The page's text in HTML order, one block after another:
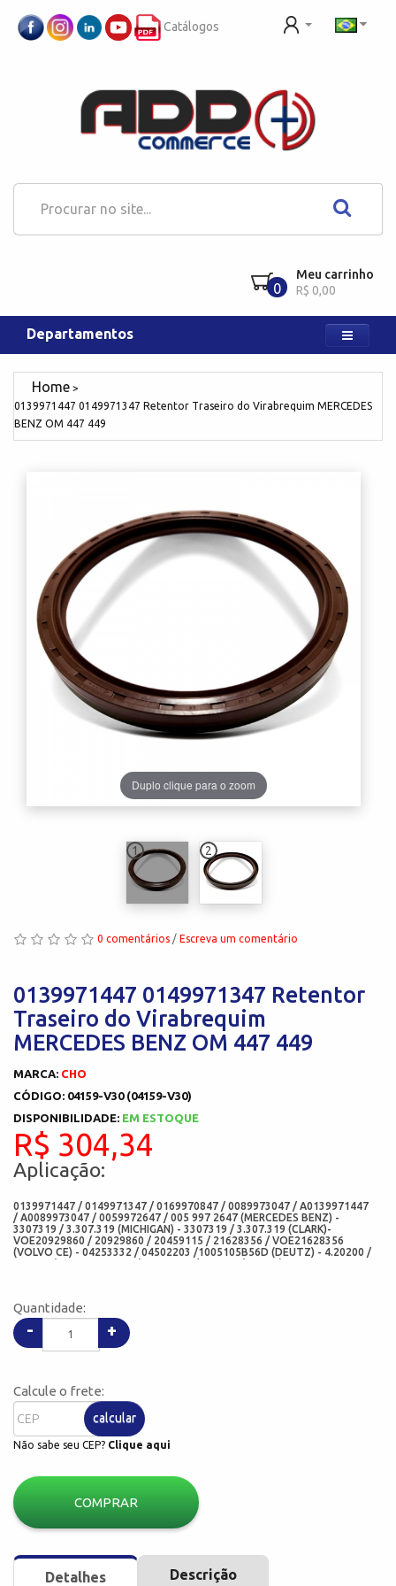
Catálogos
0
Meu carrinho
R$ 0,00
Departamentos
0139971447 0149971347 Retentor Traseiro do Virabrequim MERCEDES
BENZ OM 447 449
1 2
Duplo clique para o zoom
0 comentários / Escreva um comentário
0139971447 0149971347 Retentor
Traseiro do Virabrequim
MERCEDES BENZ OM 447 449
MARCA: CHO
CÓDIGO: 04159-V30 (04159-V30)
DISPONIBILIDADE: EM ESTOQUE
R$ 304,34
Aplicação:
0139971447 / 0149971347 / 0169970847 / 0089973047 / A0139971447
/ A0089973047 / 0059972647 / 005 997 2647 (MERCEDES BENZ) -
3307319 / 3.307.319 (MICHIGAN) - 3307319 / 3.307.319 (CLARK)-
VOE20929860 / 20929860 / 20459115 / 21628356 / VOE21628356
(VOLVO CE) - 04253332 / 04502203 /1005105B56D (DEUTZ) - 4.20200 /
420200 (DIESEL TECHNIC) - 562.920 / 562920 (ELRING) - 1387V
Quantidade:
- +
Calcule o frete:
calcular
Não sabe seu CEP? Clique aqui
COMPRAR
Detalhes Descrição